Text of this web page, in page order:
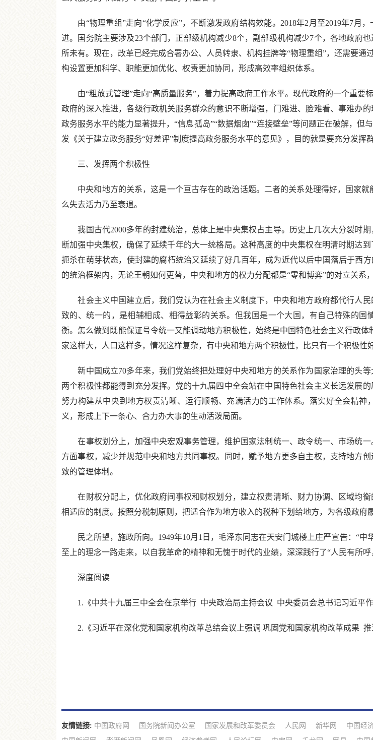
由“物理重组”走向“化学反应”，不断激发政府结构效能。2018年2月至2019年7月
进。国务院主要涉及23个部门，正部级机构减少8个，副部级机构减少7个，各地政府
所未有。现在，改革已经完成合署办公、人员转隶、机构挂牌等“物理重组”，还需要
构设置更加科学、职能更加优化、权责更加协同，形成高效率组织体系。
由“粗放式管理”走向“高质量服务”，着力提高政府工作水平。现代政府的一个重要
政府的深入推进，各级行政机关服务群众的意识不断增强，门难进、脸难看、事难办
政务服务水平的能力显著提升，“信息孤岛”“数据烟囱”“连接壁垒”等问题正在破解，
发《关于建立政务服务“好差评”制度提高政务服务水平的意见》，目的就是要充分发挥
三、发挥两个积极性
中央和地方的关系，这是一个亘古存在的政治话题。二者的关系处理得好，国家就
么失去活力乃至衰退。
我国古代2000多年的封建统治，总体上是中央集权占主导。历史上几次大分裂时
断加强中央集权，确保了延续千年的大一统格局。这种高度的中央集权在明清时期达
扼杀在萌芽状态，使封建的腐朽统治又延续了好几百年，成为近代以后中国落后于西
的统治框架内，无论王朝如何更替，中央和地方的权力分配都是“零和博弈”的对立关系
社会主义中国建立后，我们党认为在社会主义制度下，中央和地方政府都代行人民
致的、统一的，是相辅相成、相得益彰的关系。但我国是一个大国，有自己特殊的
衡。怎么做到既能保证号令统一又能调动地方积极性，始终是中国特色社会主义行政
家这样大，人口这样多，情况这样复杂，有中央和地方两个积极性，比只有一个积极性
新中国成立70多年来，我们党始终把处理好中央和地方的关系作为国家治理的头
两个积极性都能得到充分发挥。党的十九届四中全会站在中国特色社会主义长远发展
努力构建从中央到地方权责清晰、运行顺畅、充满活力的工作体系。落实好全会精
义，形成上下一条心、合力办大事的生动活泼局面。
在事权划分上，加强中央宏观事务管理，维护国家法制统一、政令统一、市场统一
方面事权，减少并规范中央和地方共同事权。同时，赋予地方更多自主权，支持地方
致的管理体制。
在财权分配上，优化政府间事权和财权划分，建立权责清晰、财力协调、区域均衡
相适应的制度。按照分税制原则，把适合作为地方收入的税种下划给地方，为各级政府
民之所望，施政所向。1949年10月1日，毛泽东同志在天安门城楼上庄严宣告：“中
至上的理念一路走来，以自我革命的精神和无愧于时代的业绩，深深践行了“人民有所呼
深度阅读
1.《中共十九届三中全会在京举行 中央政治局主持会议 中央委员会总书记习近平作
2.《习近平在深化党和国家机构改革总结会议上强调 巩固党和国家机构改革成果 推
友情链接: 中国政府网 国务院新闻办公室 国家发展和改革委员会 人民网 新华网 中国经